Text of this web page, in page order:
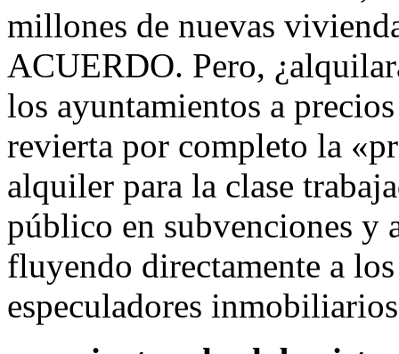
millones de nuevas
ACUERDO. Pero,
los ayuntamientos a
revierta por completo la
alquiler para la clase
público en subvenciones y
fluyendo directamente a
especuladores